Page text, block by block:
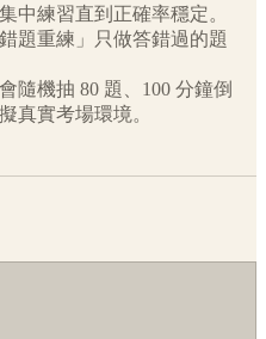
中練習直到正確率穩定。
題重練」只做答錯過的題
隨機抽 80 題、100 分鐘倒
真實考場環境。